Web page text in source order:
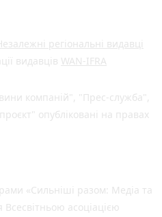
регіональні видавці
видавців WAN-IFRA
компаній", "Прес-служба",
опубліковані на правах
«Сильніші разом: Медіа та
асоціацією